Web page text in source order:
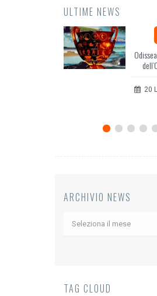
ULTIME NEWS
Odissea, il racconto
dell’Occidente
20 Luglio 2026
ARCHIVIO NEWS
TAG CLOUD